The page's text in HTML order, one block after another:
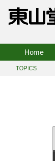
Home
TOPICS